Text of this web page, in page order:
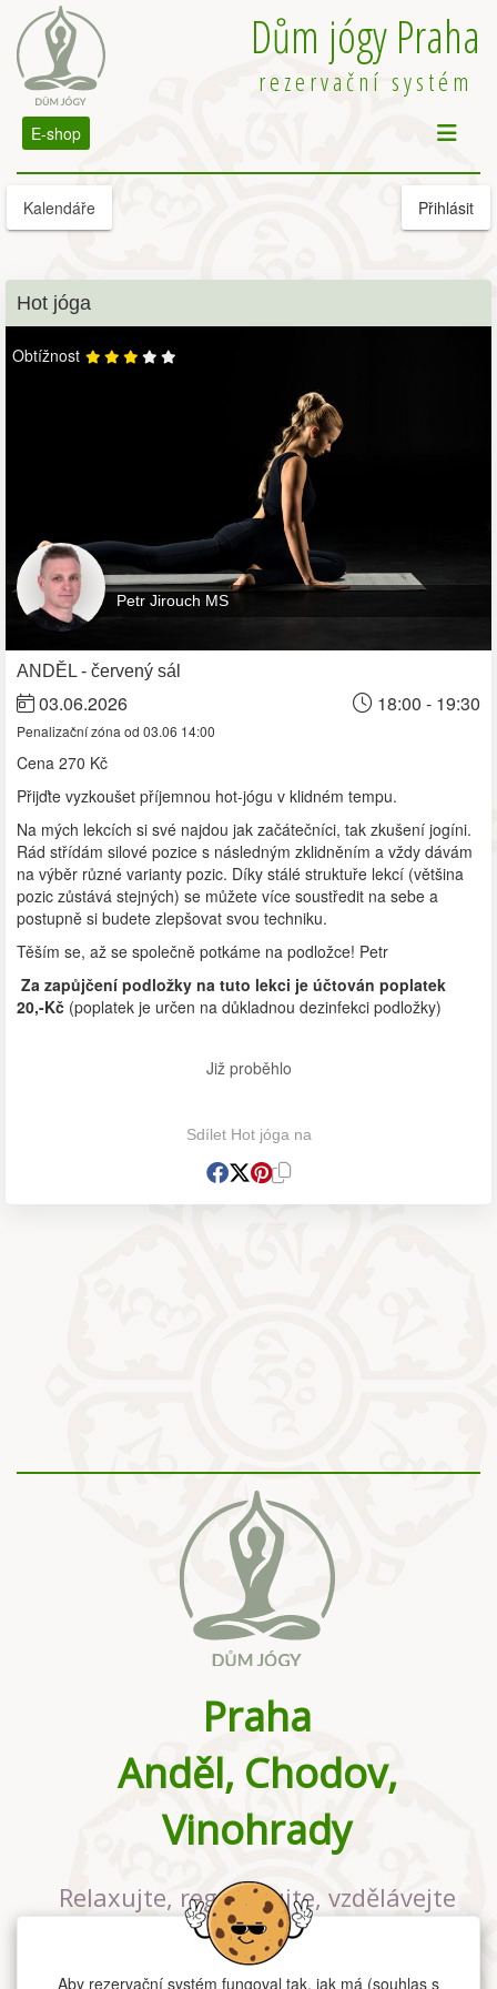
Dům jógy Praha
rezervační systém
E-shop
Kalendáře Přihlásit
Hot jóga
Obtížnost
Petr Jirouch MS
ANDĚL - červený sál
03.06.2026 18:00 - 19:30
Penalizační zóna od 03.06 14:00
Cena 270 Kč
Přijďte vyzkoušet příjemnou hot-jógu v klidném tempu.
Na mých lekcích si své najdou jak začátečníci, tak zkušení jogíni.
Rád střídám silové pozice s následným zklidněním a vždy dávám
na výběr různé varianty pozic. Díky stálé struktuře lekcí (většina
pozic zůstává stejných) se můžete více soustředit na sebe a
postupně si budete zlepšovat svou techniku.
Těším se, až se společně potkáme na podložce! Petr
Za zapůjčení podložky na tuto lekci je účtován poplatek
20,-Kč (poplatek je určen na důkladnou dezinfekci podložky)
Již proběhlo
Sdílet Hot jóga na
Praha
Anděl, Chodov,
Vinohrady
Relaxujte, regenerujte, vzdělávejte
se v největším jógovém studiu v
Praze
Aby rezervační systém fungoval tak, jak má (souhlas s